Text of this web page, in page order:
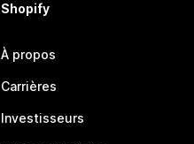
Shopify
À propos
Carrières
Investisseurs